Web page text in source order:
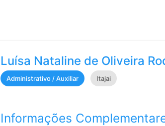
Luísa Nataline de Oliveira
Administrativo / Auxiliar Itajai
Informações